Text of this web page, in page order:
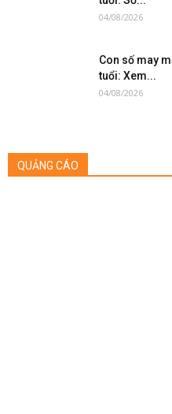
04/08/2026
Con số may
tuổi: Xem...
04/08/2026
QUẢNG CÁO